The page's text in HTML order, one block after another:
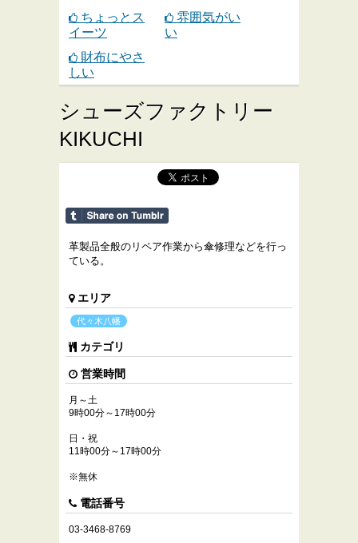
ちょっとス
イーツ
雰囲気がい
い
財布にやさ
しい
シューズファクトリー
KIKUCHI
革製品全般のリペア作業から傘修理などを行っ
ている。
エリア
代々木八幡
カテゴリ
営業時間
月～土
9時00分～17時00分
日・祝
11時00分～17時00分
※無休
電話番号
03-3468-8769